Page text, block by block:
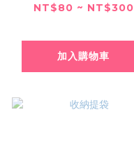
NT$80 ~ NT$300
加入購物車